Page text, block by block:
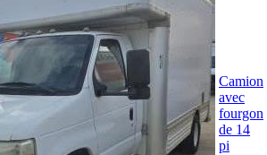
Camion
avec
fourgon
de 14
pi